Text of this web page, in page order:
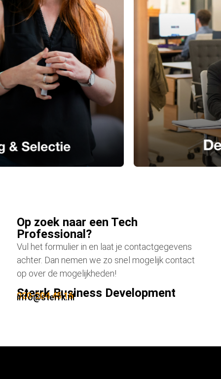
Op zoek naar een Tech
Professional?
Vul het formulier in en laat je contactgegevens
achter. Dan nemen we zo snel mogelijk contact
op over de mogelijkheden!
Sterrk Business Development
020-204 45 16
info@sterrk.nl